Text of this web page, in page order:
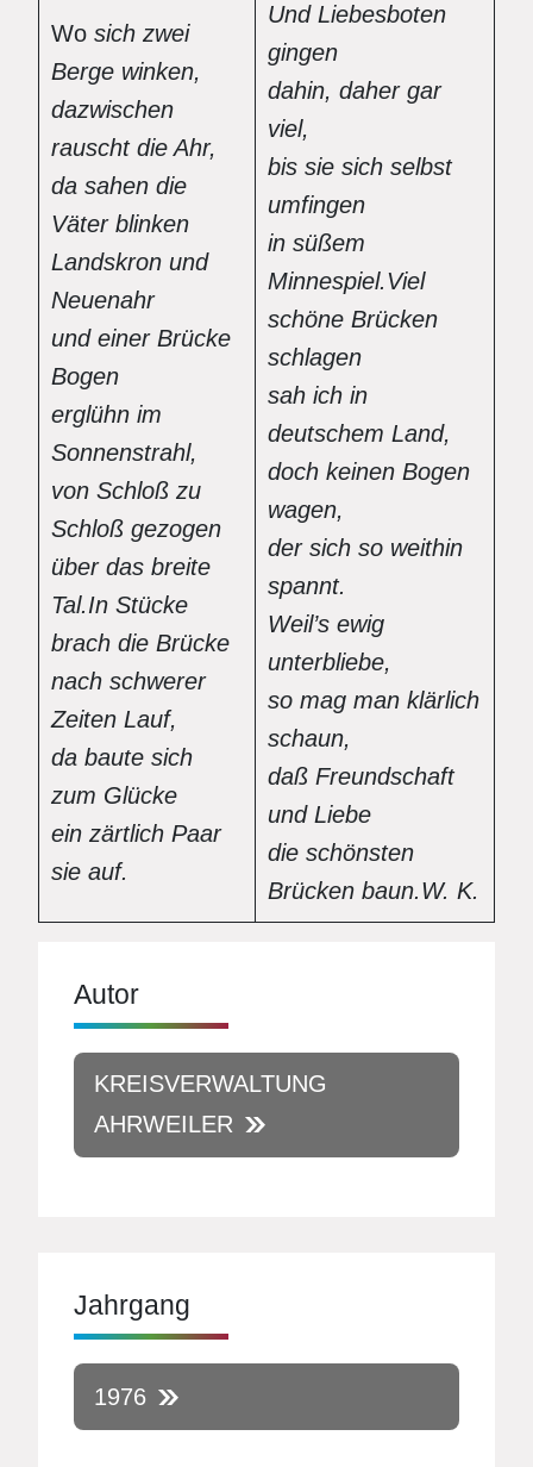
Wo sich zwei
Berge winken,
dazwischen
rauscht die Ahr,
da sahen die
Väter blinken
Landskron und
Neuenahr
und einer Brücke
Bogen
erglühn im
Sonnenstrahl,
von Schloß zu
Schloß gezogen
über das breite
Tal.In Stücke
brach die Brücke
nach schwerer
Zeiten Lauf,
da baute sich
zum Glücke
ein zärtlich Paar
sie auf.
Und Liebesboten
gingen
dahin, daher gar
viel,
bis sie sich selbst
umfingen
in süßem
Minnespiel.Viel
schöne Brücken
schlagen
sah ich in
deutschem Land,
doch keinen Bogen
wagen,
der sich so weithin
spannt.
Weil’s ewig
unterbliebe,
so mag man klärlich
schaun,
daß Freundschaft
und Liebe
die schönsten
Brücken baun.W. K.
Autor
KREISVERWALTUNG
AHRWEILER
Jahrgang
1976